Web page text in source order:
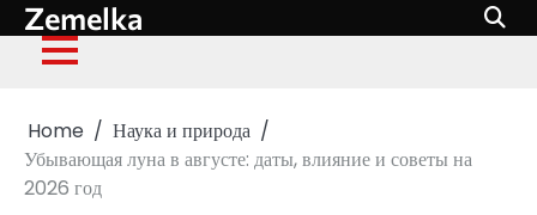
Skip
to
content
Zemelka
Home
Наука и природа
Убывающая луна в августе: даты, влияние и советы на
2026 год